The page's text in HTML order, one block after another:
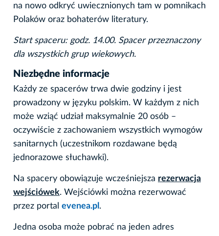
na nowo odkryć uwiecznionych tam w pomnikach
Polaków oraz bohaterów literatury.
Start spaceru: godz. 14.00. Spacer przeznaczony
dla wszystkich grup wiekowych.
Niezbędne informacje
Każdy ze spacerów trwa dwie godziny i jest
prowadzony w języku polskim. W każdym z nich
może wziąć udział maksymalnie 20 osób –
oczywiście z zachowaniem wszystkich wymogów
sanitarnych (uczestnikom rozdawane będą
jednorazowe słuchawki).
Na spacery obowiązuje wcześniejsza rezerwacja
wejściówek. Wejściówki można rezerwować
przez portal evenea.pl .
Jedna osoba może pobrać na jeden adres